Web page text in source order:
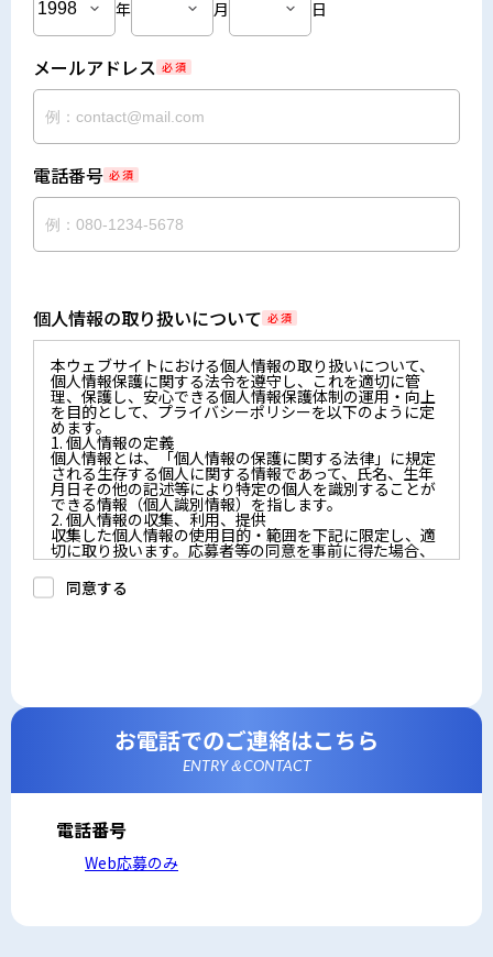
年 月 日
メールアドレス 必 須
電話番号 必 須
個人情報の取り扱いについて 必 須
本ウェブサイトにおける個人情報の取り扱いについて、
個人情報保護に関する法令を遵守し、これを適切に管
理、保護し、安心できる個人情報保護体制の運用・向上
を目的として、プライバシーポリシーを以下のように定
めます。
1. 個人情報の定義
個人情報とは、「個人情報の保護に関する法律」に規定
される生存する個人に関する情報であって、氏名、生年
月日その他の記述等により特定の個人を識別することが
できる情報（個人識別情報）を指します。
2. 個人情報の収集、利用、提供
収集した個人情報の使用目的・範囲を下記に限定し、適
切に取り扱います。応募者等の同意を事前に得た場合、
又は法令により許された場合を除き、個人情報を第三者
に提供しません。
a.応募者等からのお問い合わせに対応・管理するため
な期間、妥当な範囲内でこれに応じます。
応募者等の個人情報の取得、利用その他一切の取り扱い
について、個人情報の保護に関する法律、その他の関連
法令、及び本プライバシーポリシーを遵守します。
応募者等の個人情報を正確かつ最新の内容に保つよう努
及び毀損から保護するため、必要な安全管理措置を講じ
ます。
6. Cookieについて
本ウェブサイトでは、一部のコンテンツにおいてCookie
同意する
お電話でのご連絡はこちら
ENTRY＆CONTACT
電話番号
Web応募のみ